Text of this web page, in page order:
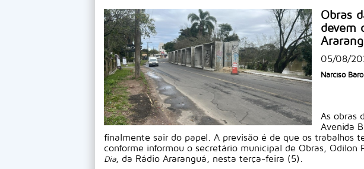
Obras
devem
05/08/
Narciso
As obras
Avenida
finalmente sair do papel. A previsão é de que os trabalhos
conforme informou o secretário municipal de Obras, Odilon
Dia, da Rádio Araranguá, nesta terça-feira (5).